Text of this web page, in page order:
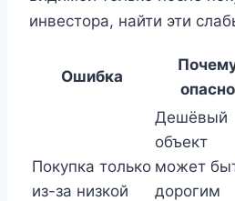
инвестора, найти эти
Ошибка
опасно
Покупка только
из-за низкой
Дешёвый
объект
может
дорогим